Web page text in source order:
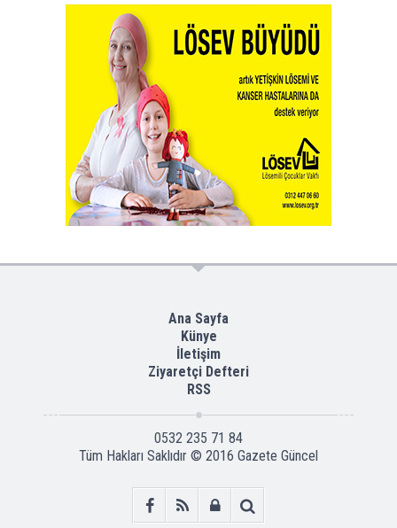
Ana Sayfa
Künye
İletişim
Ziyaretçi Defteri
RSS
0532 235 71 84
Tüm Hakları Saklıdır © 2016 Gazete Güncel